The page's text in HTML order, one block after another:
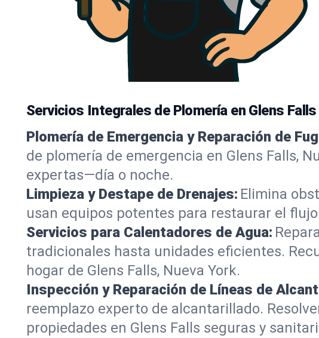
Servicios Integrales de Plomería en Glens Falls
Plomería de Emergencia y Reparación de
de plomería de emergencia en Glens Falls,
expertas—día o noche.
Limpieza y Destape de Drenajes: Elimina
usan equipos potentes para restaurar el
Servicios para Calentadores de Agua:
tradicionales hasta unidades eficientes.
hogar de Glens Falls, Nueva York.
Inspección y Reparación de Líneas de
reemplazo experto de alcantarillado.
propiedades en Glens Falls seguras y